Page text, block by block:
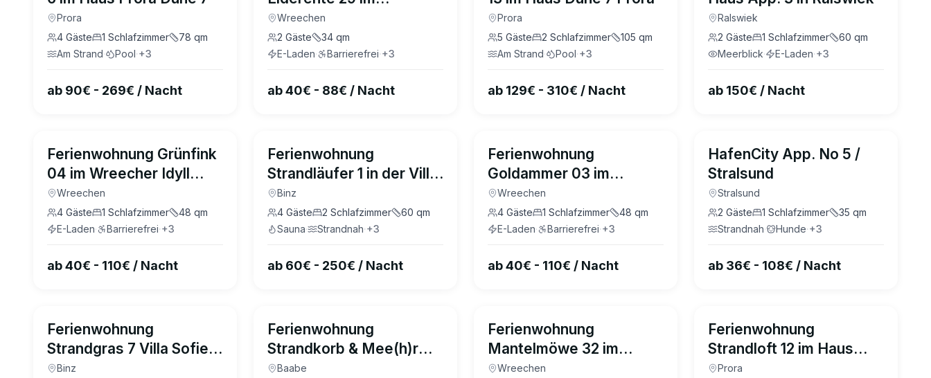
Prora
4 Gäste 1 Schlafzimmer 78 qm
Am Strand· Pool·+3
ab 90€ - 269€ / Nacht
Wreecher Idyll Rügen
Wreechen
2 Gäste 34 qm
E-Laden· Barrierefrei·+3
ab 40€ - 88€ / Nacht
Prora
5 Gäste 2 Schlafzimmer 105 qm
Am Strand· Pool·+3
ab 129€ - 310€ / Nacht
Ralswiek
2 Gäste 1 Schlafzimmer 60 qm
Meerblick· E-Laden·+3
ab 150€ / Nacht
4.3
Ferienwohnung Grünfink
04 im Wreecher Idyll
Rügen
Wreechen
4 Gäste 1 Schlafzimmer 48 qm
E-Laden· Barrierefrei·+3
ab 40€ - 110€ / Nacht
Ferienwohnung
Strandläufer 1 in der Villa
Sofie Binz
Binz
4 Gäste 2 Schlafzimmer 60 qm
Sauna· Strandnah·+3
ab 60€ - 250€ / Nacht
Ferienwohnung
Goldammer 03 im
Wreecher Idyll Rügen
Wreechen
4 Gäste 1 Schlafzimmer 48 qm
E-Laden· Barrierefrei·+3
ab 40€ - 110€ / Nacht
4.5
HafenCity App. No 5 /
Stralsund
Stralsund
2 Gäste 1 Schlafzimmer 35 qm
Strandnah· Hunde·+3
ab 36€ - 108€ / Nacht
Ferienwohnung
Strandgras 7 Villa Sofie
Binz
Binz
Ferienwohnung
Strandkorb & Mee(h)r
Parkvillen Carlota und
Baabe
Ferienwohnung
Mantelmöwe 32 im
Wreecher Idyll Rügen
Wreechen
Ferienwohnung
Strandloft 12 im Haus
Düne 7 Prora
Prora